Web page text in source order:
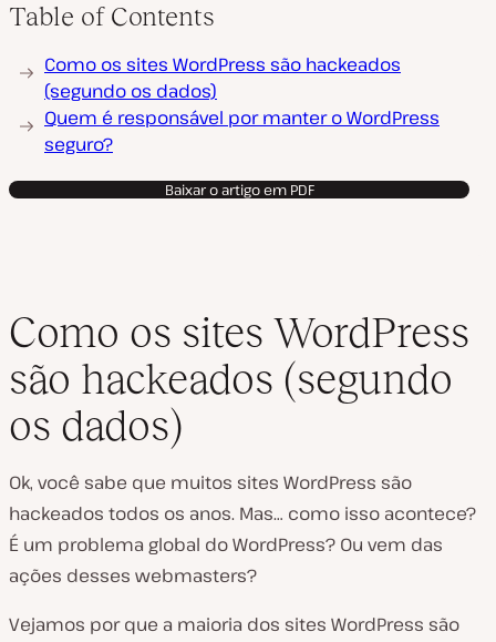
Table of Contents
Como os sites WordPress são hackeados
(segundo os dados)
Quem é responsável por manter o WordPress
seguro?
Baixar o artigo em PDF
Como os sites WordPress
são hackeados (segundo
os dados)
Ok, você sabe que muitos sites WordPress são
hackeados todos os anos. Mas… como isso acontece?
É um problema global do WordPress? Ou vem das
ações desses webmasters?
Vejamos por que a maioria dos sites WordPress são